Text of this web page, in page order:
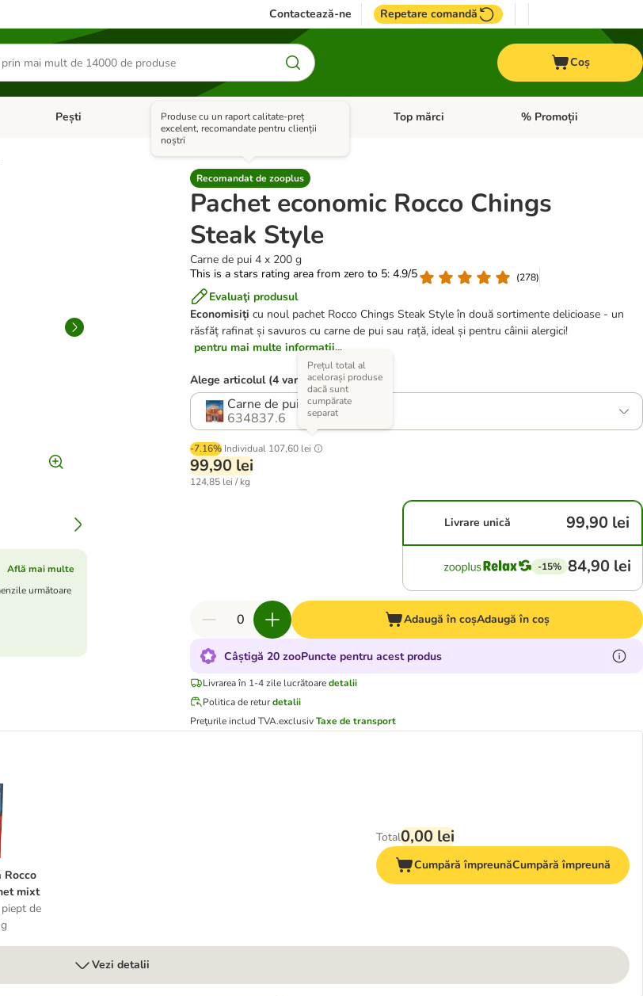
Contactează-ne Repetare comandă
Coș
categorii: PăsăriDeschideți meniul cu categorii: Animale mici
Pești Deschideți meniul cu categorii: Pești
Cai Deschideți meniul cu categorii: Cai
+ VET Diete Deschideți meniul cu categorii: + VET Diete
Top mărci Deschideți meniul cu
% Promoții
Recomandat de zooplus
Produse cu un raport calitate-preț
excelent, recomandate pentru clienții
noștri
Pachet economic Rocco Chings
Steak Style
Carne de pui 4 x 200 g
This is a stars rating area from zero to 5: 4.9/5
(278)
Evaluaţi produsul
Economisiți cu noul pachet Rocco Chings Steak Style în două sortimente delicioase - un
răsfăț rafinat și savuros cu carne de pui sau rață, ideal și pentru câinii alergici!
pentru mai multe informaţii...
Află mai multe
următoare
Alege articolul (4 variante)
Carne de pui 4 x 200 g
634837.6
-7.16% Individual 107,60 lei
Prețul total al
acelorași produse
dacă sunt
cumpărate
separat
99,90 lei
124,85 lei / kg
Livrare unică 99,90 lei
-15% 84,90 lei
Adaugă în coșAdaugă în coș
Câștigă 20 zooPuncte pentru acest produs
Livrarea în 1-4 zile lucrătoare detalii
Politica de retur detalii
Preţurile includ TVA.exclusivTaxe de transport
Rocco Chings XXL Pachet mixt
Rocco
mixt
de
Total0,00 lei
Cumpără împreunăCumpără împreună
Vezi detalii